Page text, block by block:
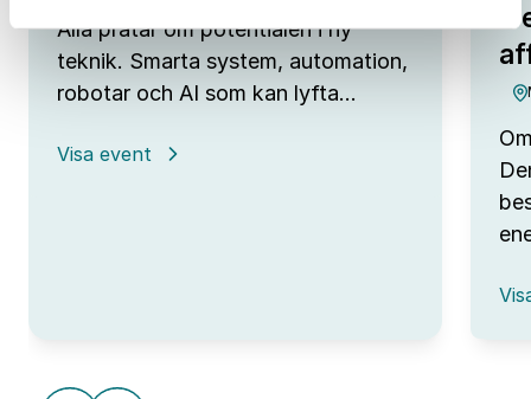
Alla pratar om potentialen i ny
teknik. Smarta system, automation,
robotar och AI som kan lyfta…
Visa event
:
: